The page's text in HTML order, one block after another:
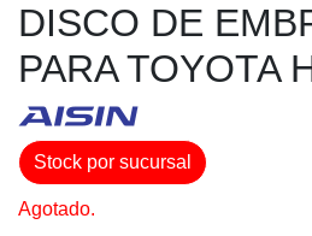
DISCO DE
PARA TOYOTA
Stock por sucursal
Agotado.